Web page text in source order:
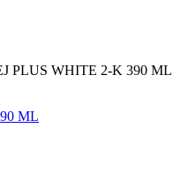
PLUS WHITE 2-K 390 ML